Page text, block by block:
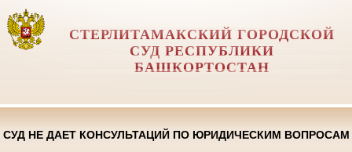
СТЕРЛИТАМАКСКИЙ ГОРОДСКОЙ
СУД РЕСПУБЛИКИ
БАШКОРТОСТАН
СУД НЕ ДАЕТ КОНСУЛЬТАЦИЙ ПО ЮРИДИЧЕСКИМ ВОПРОСАМ